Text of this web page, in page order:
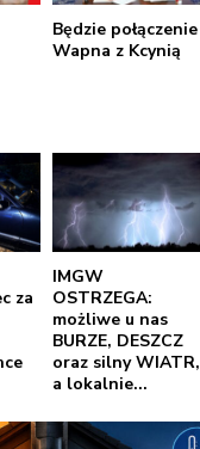
Będzie połączenie
Wapna z Kcynią
za
IMGW
OSTRZEGA:
możliwe u nas
BURZE, DESZCZ
oraz silny WIATR,
a lokalnie...